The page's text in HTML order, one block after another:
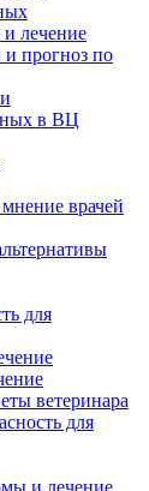
и лечение
прогноз по
в ВЦ
врачей
для
ветеринара
для
и лечение